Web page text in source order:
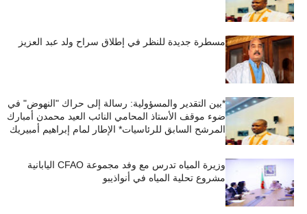
مسطرة جديدة للنظر في إطلاق سراح ولد عبد العزيز
*بين التقدير والمسؤولية: رسالة إلى حراك "النهوض" في
ضوء موقف الأستاذ المحامي النائب العيد محمدن أمبارك
المرشح السابق للرئاسيات* الإطار لمام إبراهيم أمبيريك
وزيرة المياه تدرس مع وفد مجموعة CFAO اليابانية
مشروع تحلية المياه في أنواذيبو